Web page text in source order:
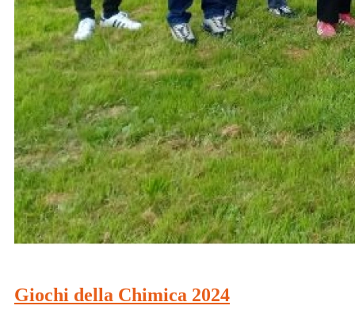
Giochi della Chimica 2024